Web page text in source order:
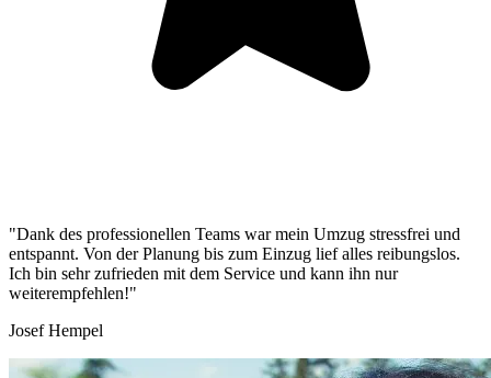
"Dank des professionellen Teams war mein Umzug stressfrei und
entspannt. Von der Planung bis zum Einzug lief alles reibungslos.
Ich bin sehr zufrieden mit dem Service und kann ihn nur
weiterempfehlen!"
Josef Hempel